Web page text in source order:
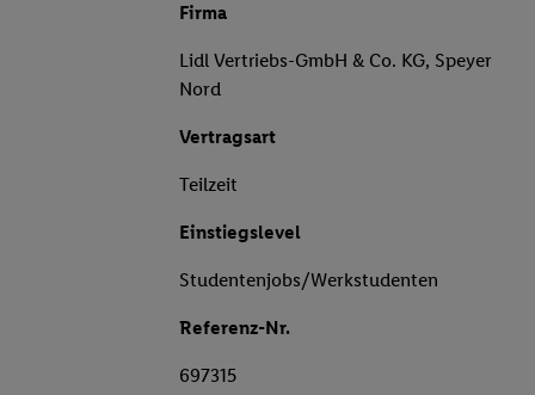
Firma
Lidl Vertriebs-GmbH & Co. KG, Speyer
Nord
Vertragsart
Teilzeit
Einstiegslevel
Studentenjobs/Werkstudenten
Referenz-Nr.
697315